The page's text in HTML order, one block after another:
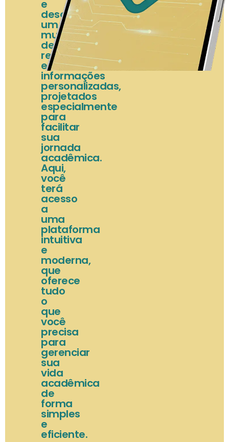
e
descubra
um
mundo
de
recursos
e
informações
personalizadas,
projetados
especialmente
para
facilitar
sua
jornada
acadêmica.
Aqui,
você
terá
acesso
a
uma
plataforma
intuitiva
e
moderna,
que
oferece
tudo
o
que
você
precisa
para
gerenciar
sua
vida
acadêmica
de
forma
simples
e
eficiente.